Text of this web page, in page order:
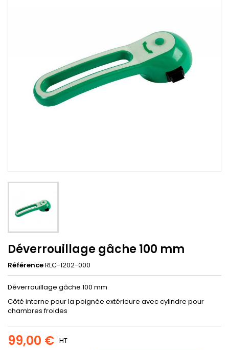
Déverrouillage gâche 100 mm
RéférenceRLC-1202-000
Déverrouillage gâche 100 mm
Côté interne pour la poignée extérieure avec cylindre pour
chambres froides
99,00 € HT